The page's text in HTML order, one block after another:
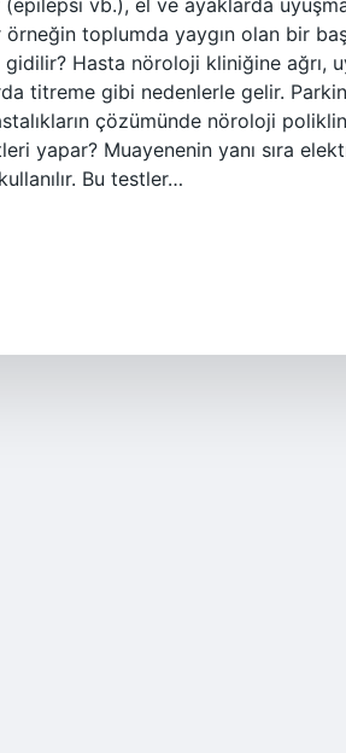
vb.), el ve ayaklarda
toplumda yaygın olan bir baş
Hasta nöroloji kliniğine ağrı,
titreme gibi nedenlerle gelir.
çözümünde nöroloji
yapar? Muayenenin yanı sıra
Bu testler…